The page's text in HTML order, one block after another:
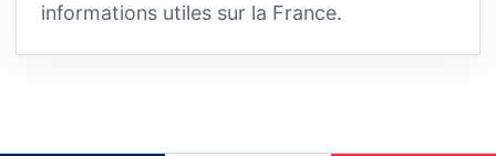
informations utiles sur la France.